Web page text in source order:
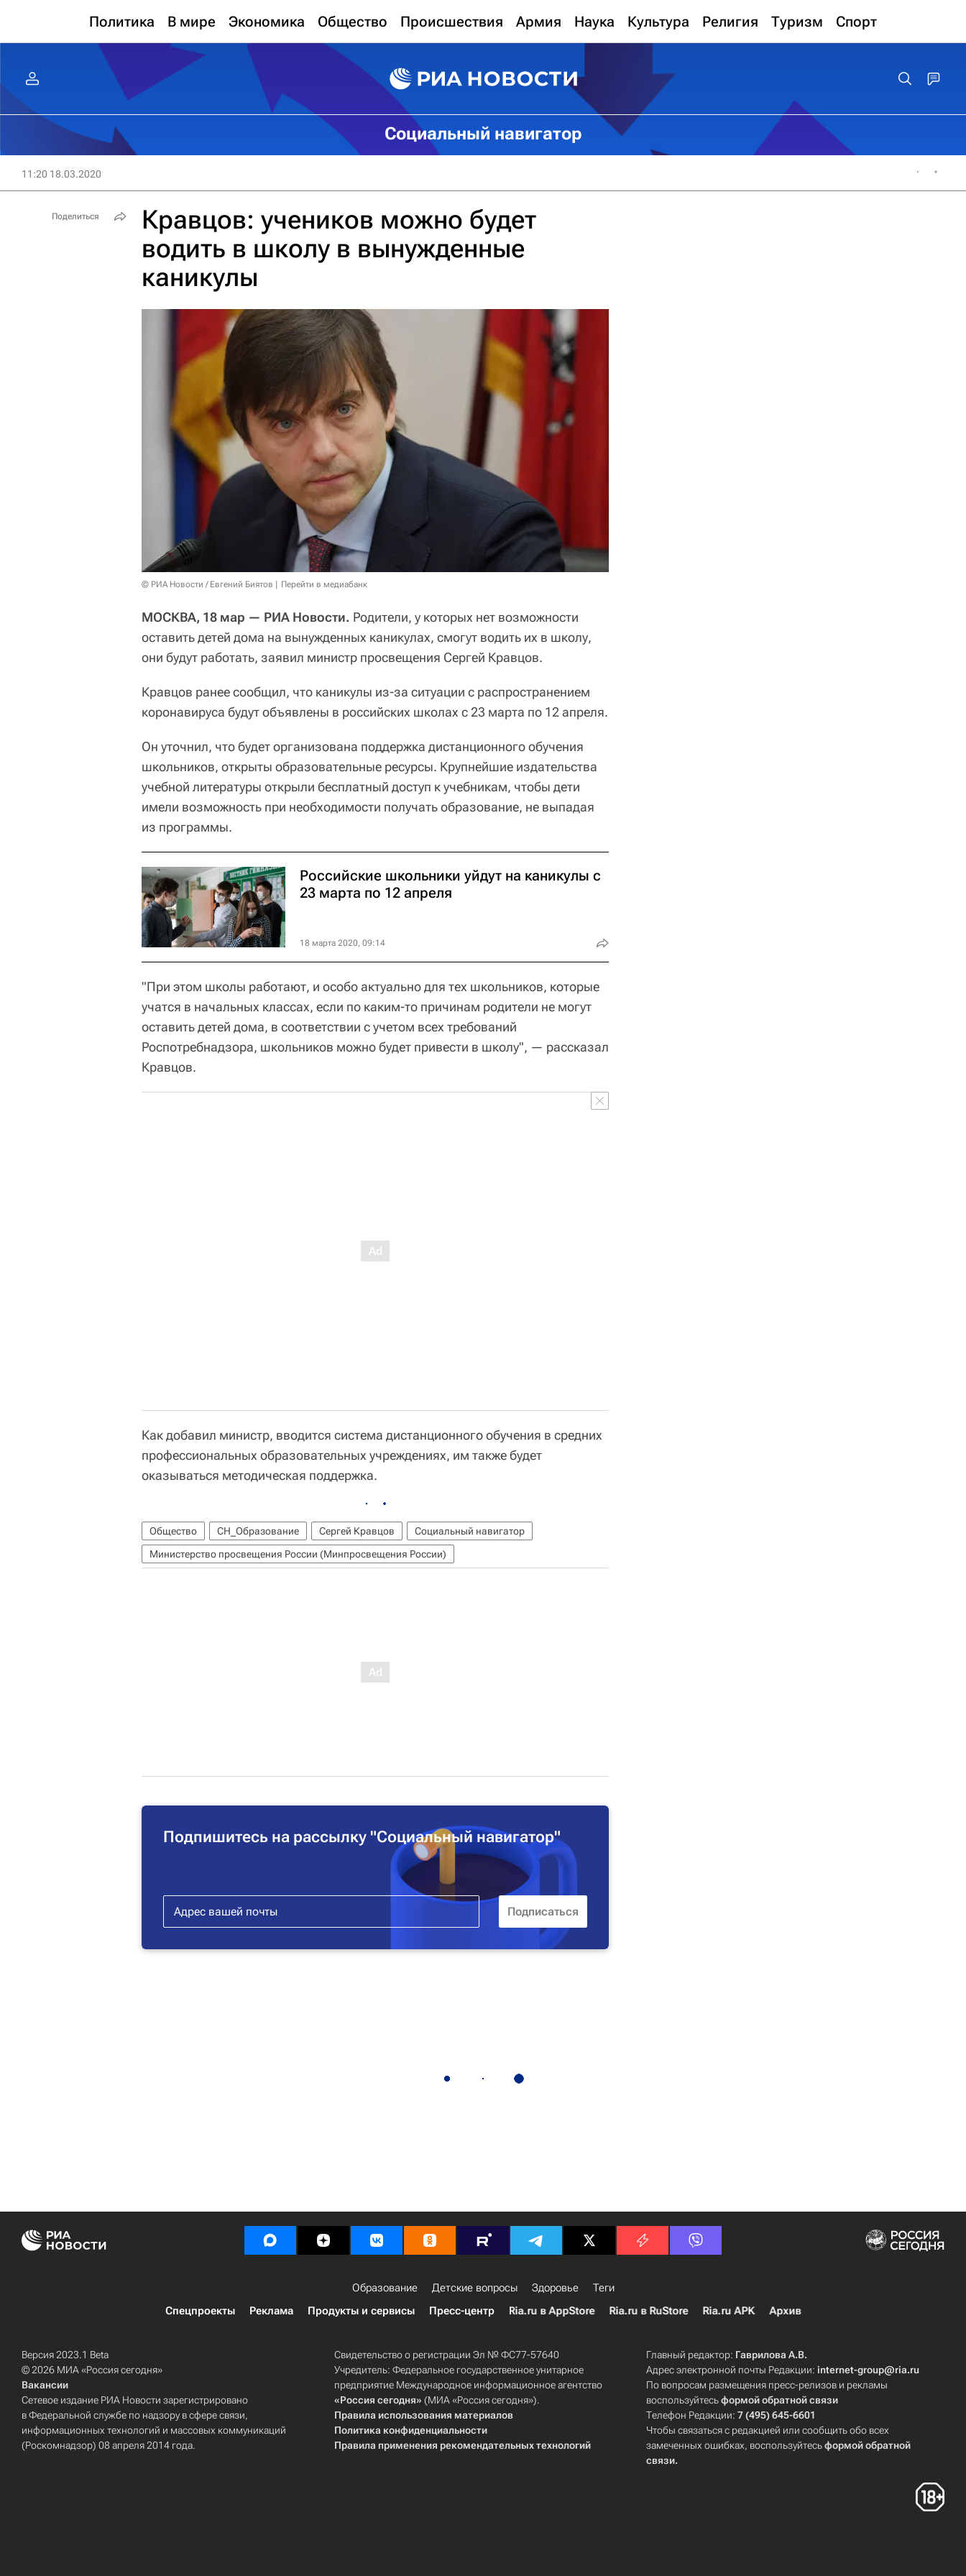
Политика В мире Экономика Общество Происшествия Армия Наука Культура Религия Туризм Спорт
Социальный навигатор
11:20 18.03.2020
Кравцов: учеников можно будет
водить в школу в вынужденные
каникулы
© РИА Новости / Евгений Биятов Перейти в медиабанк
МОСКВА, 18 мар — РИА Новости. Родители, у которых нет возможности
оставить детей дома на вынужденных каникулах, смогут водить их в школу,
они будут работать, заявил министр просвещения Сергей Кравцов.
Кравцов ранее сообщил, что каникулы из-за ситуации с распространением
коронавируса будут объявлены в российских школах с 23 марта по 12 апреля.
Он уточнил, что будет организована поддержка дистанционного обучения
школьников, открыты образовательные ресурсы. Крупнейшие издательства
учебной литературы открыли бесплатный доступ к учебникам, чтобы дети
имели возможность при необходимости получать образование, не выпадая
из программы.
Российские школьники уйдут на каникулы с
23 марта по 12 апреля
18 марта 2020, 09:14
"При этом школы работают, и особо актуально для тех школьников, которые
учатся в начальных классах, если по каким-то причинам родители не могут
оставить детей дома, в соответствии с учетом всех требований
Роспотребнадзора, школьников можно будет привести в школу", — рассказал
Кравцов.
Как добавил министр, вводится система дистанционного обучения в средних
профессиональных образовательных учреждениях, им также будет
оказываться методическая поддержка.
Общество СН_Образование Сергей Кравцов
Социальный навигатор
Министерство просвещения России (Минпросвещения России)
Подпишитесь на рассылку "Социальный навигатор"
Поделиться
Образование Детские вопросы Здоровье
Теги
Спецпроекты
Реклама Продукты и сервисы Пресс-центр Ria.ru в AppStore Ria.ru в RuStore Ria.ru APK Архив
Версия 2023.1 Beta
© 2026 МИА «Россия сегодня»
Вакансии
Сетевое издание РИА Новости зарегистрировано
в Федеральной службе по надзору в сфере связи,
информационных технологий и массовых коммуникаций
(Роскомнадзор) 08 апреля 2014 года.
Свидетельство о регистрации Эл № ФС77-57640
Учредитель: Федеральное государственное унитарное
предприятие Международное информационное агентство
«Россия сегодня» (МИА «Россия сегодня»).
Правила использования материалов
Политика конфиденциальности
Правила применения рекомендательных технологий
Главный редактор: Гаврилова А.В.
Адрес электронной почты Редакции:internet-group@ria.ru
По вопросам размещения пресс-релизов и рекламы
воспользуйтесьформой обратной связи
Телефон Редакции:7 (495) 645-6601
Чтобы связаться с редакцией или сообщить обо всех
замеченных ошибках, воспользуйтесьформой обратной
связи.